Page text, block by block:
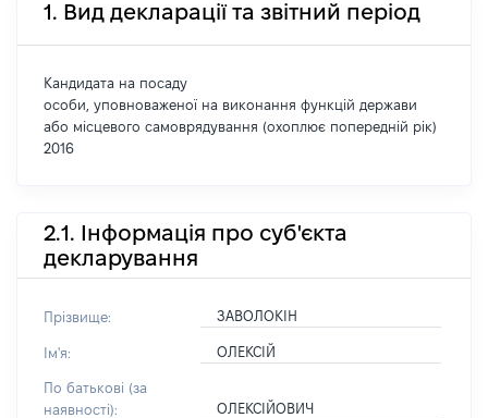
1. Вид декларації та звітний період
Кандидата на посаду
особи, уповноваженої на виконання функцій держави
або місцевого самоврядування (охоплює попередній рік)
2016
2.1. Інформація про суб'єкта
декларування
Прізвище: ЗАВОЛОКІН
Ім'я: ОЛЕКСІЙ
По батькові (за
наявності):
ОЛЕКСІЙОВИЧ